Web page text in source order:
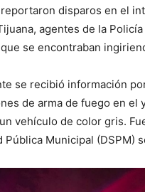
disparos en el
agentes de la
se encontraban
se recibió información
de arma de fuego en el
vehículo de color gris.
Pública Municipal (DSPM)